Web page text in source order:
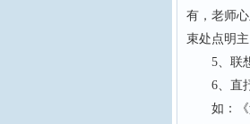
有，老师
束处点明
5、联想
6、直抒
如：《父